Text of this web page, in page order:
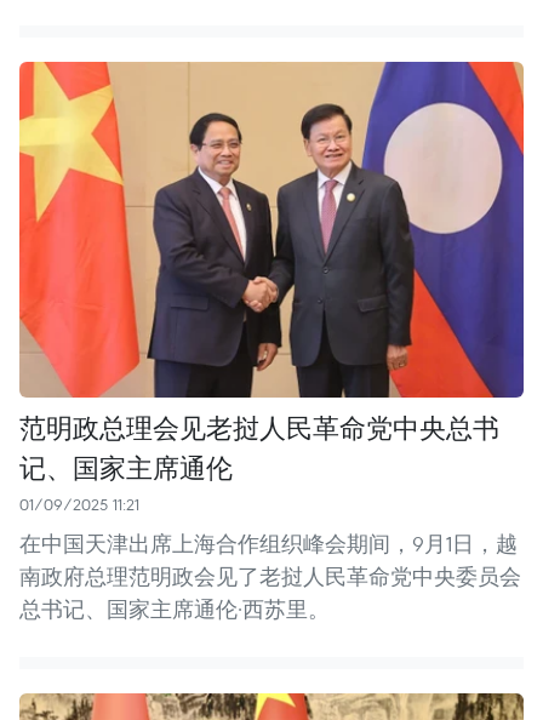
范明政总理会见老挝人民革命党中央总书
记、国家主席通伦
01/09/2025 11:21
在中国天津出席上海合作组织峰会期间，9月1日，越
南政府总理范明政会见了老挝人民革命党中央委员会
总书记、国家主席通伦·西苏里。